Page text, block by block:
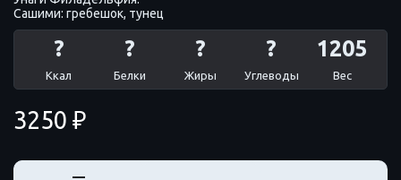
Сашими: гребешок, тунец
? ? ? ? 1205
Ккал Белки Жиры Углеводы Вес
3250 ₽